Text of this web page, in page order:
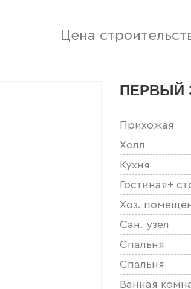
Цена
ПЕРВЫЙ
Прихожая
Холл
Кухня
Гостиная+
Хоз.
Сан. узел
Спальня
Спальня
Ванная